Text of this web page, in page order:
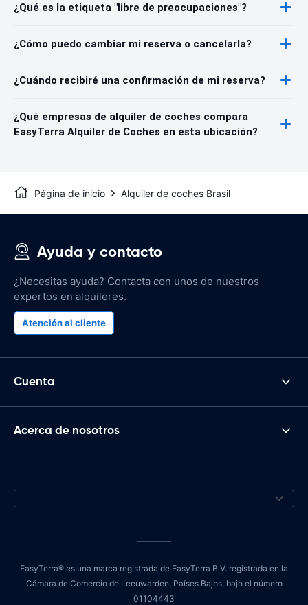
¿Qué es la etiqueta "libre de preocupaciones"?
¿Cómo puedo cambiar mi reserva o cancelarla?
¿Cuándo recibiré una confirmación de mi reserva?
¿Qué empresas de alquiler de coches compara
EasyTerra Alquiler de Coches en esta ubicación?
Página de inicio Alquiler de coches Brasil
Ayuda y contacto
¿Necesitas ayuda? Contacta con unos de nuestros
expertos en alquileres.
Atención al cliente
Cuenta
Acerca de nosotros
EasyTerra® es una marca registrada de EasyTerra B.V. registrada en la
Cámara de Comercio de Leeuwarden, Países Bajos, bajo el número
01104443